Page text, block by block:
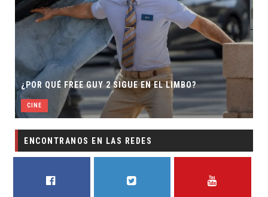
¿POR QUÉ FREE GUY 2 SIGUE EN EL LIMBO?
CINE
ENCONTRANOS EN LAS REDES